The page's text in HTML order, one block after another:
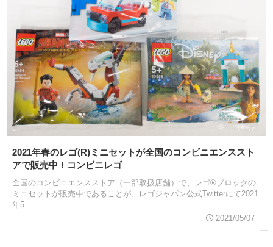
2021年春のレゴ(R)ミニセットが全国のコンビニエンススト
アで販売中！コンビニレゴ
全国のコンビニエンスストア（一部取扱店舗）で、レゴ®ブロックの
ミニセットが販売中であることが、レゴジャパン公式Twitterにて2021
年5...
2021/05/07